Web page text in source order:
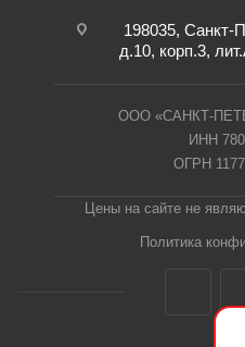
198035, Санкт-
д.10, корп.3,
ООО «САНКТ-
ИНН
ОГРН
Цены на сайте не
Политика